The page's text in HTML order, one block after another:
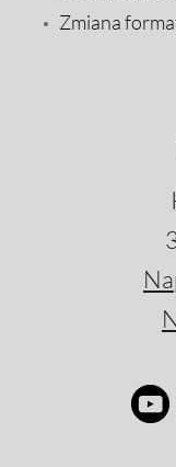
Zmiana